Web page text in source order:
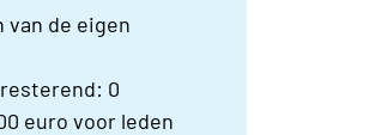
van de eigen
0
euro voor leden